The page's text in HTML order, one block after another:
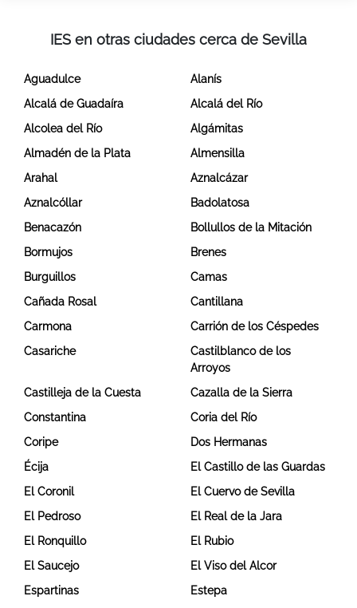
IES en otras ciudades cerca de Sevilla
Aguadulce
Alanís
Alcalá de Guadaíra
Alcalá del Río
Alcolea del Río
Algámitas
Almadén de la Plata
Almensilla
Arahal
Aznalcázar
Aznalcóllar
Badolatosa
Benacazón
Bollullos de la Mitación
Bormujos
Brenes
Burguillos
Camas
Cañada Rosal
Cantillana
Carmona
Carrión de los Céspedes
Casariche
Castilblanco de los
Arroyos
Castilleja de la Cuesta
Cazalla de la Sierra
Constantina
Coria del Río
Coripe
Dos Hermanas
Écija
El Castillo de las Guardas
El Coronil
El Cuervo de Sevilla
El Pedroso
El Real de la Jara
El Ronquillo
El Rubio
El Saucejo
El Viso del Alcor
Espartinas
Estepa